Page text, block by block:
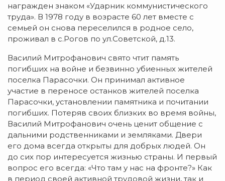
награжден знаком «Ударник коммунистического
труда». В 1978 году в возрасте 60 лет вместе с
семьей он снова переселился в родное село,
проживал в с.Рогов по ул.Советской, д.13.
Василий Митрофанович свято чтит память
погибших на войне и безвинно убиенных жителей
поселка Парасочки. Он принимал активное
участие в переносе останков жителей поселка
Парасочки, установлении памятника и почитании
погибших. Потеряв своих близких во время войны,
Василий Митрофанович очень ценит общение с
дальними родственниками и земляками. Двери
его дома всегда открыты для добрых людей. Он
до сих пор интересуется жизнью страны. И первый
вопрос его всегда: «Что там у нас на фронте?» Как
в период своей активной трудовой жизни, так и